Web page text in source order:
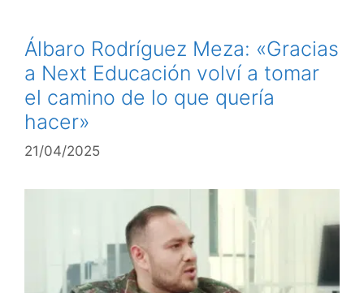
Álbaro Rodríguez Meza: «Gracias
a Next Educación volví a tomar
el camino de lo que quería
hacer»
21/04/2025